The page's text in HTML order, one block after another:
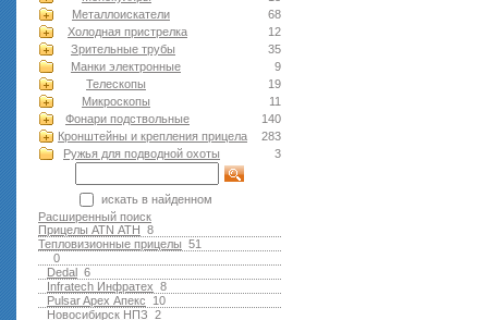
68
Металлоискатели
12
Холодная пристрелка
35
Зрительные трубы
9
Манки электронные
19
Телескопы
11
Микроскопы
140
Фонари подствольные
283
Кронштейны и крепления прицела
3
Ружья для подводной оxоты
искать в найденном
Расширенный поиск
8
Прицелы ATN АТН
51
Тепловизионные прицелы
0
6
Dedal
8
Infratech Инфратех
10
Pulsar Apex Апекс
2
Новосибирск НПЗ